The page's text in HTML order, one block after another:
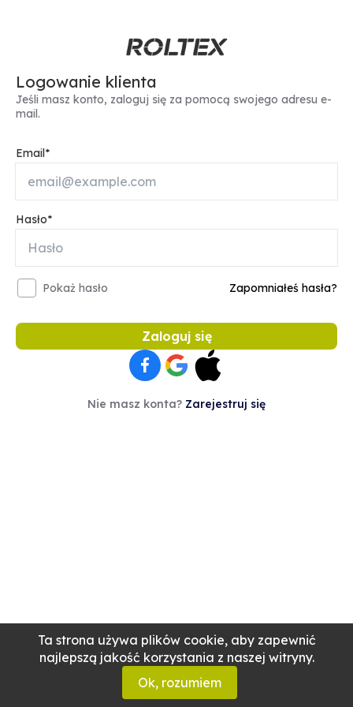
Ta strona używa plików cookie, aby zapewnić
najlepszą jakość korzystania z naszej witryny.
Ok, rozumiem
Logowanie klienta
Jeśli masz konto, zaloguj się za pomocą swojego adresu e-
mail.
Email
Hasło
Pokaż hasło Zapomniałeś hasła?
Zaloguj się
Nie masz konta? Zarejestruj się